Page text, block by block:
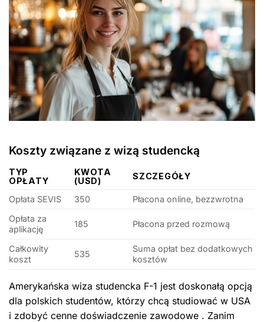
Koszty związane z wizą studencką
TYP
OPŁATY
KWOTA
(USD)
SZCZEGÓŁY
Opłata SEVIS 350
Płacona online, bezzwrotna
Opłata za
aplikację
185 Płacona przed rozmową
Całkowity
koszt
535
Suma opłat bez dodatkowych
kosztów
Amerykańska wiza studencka F-1 jest doskonałą opcją
dla polskich studentów, którzy chcą studiować w USA
i zdobyć cenne doświadczenie zawodowe . Zanim